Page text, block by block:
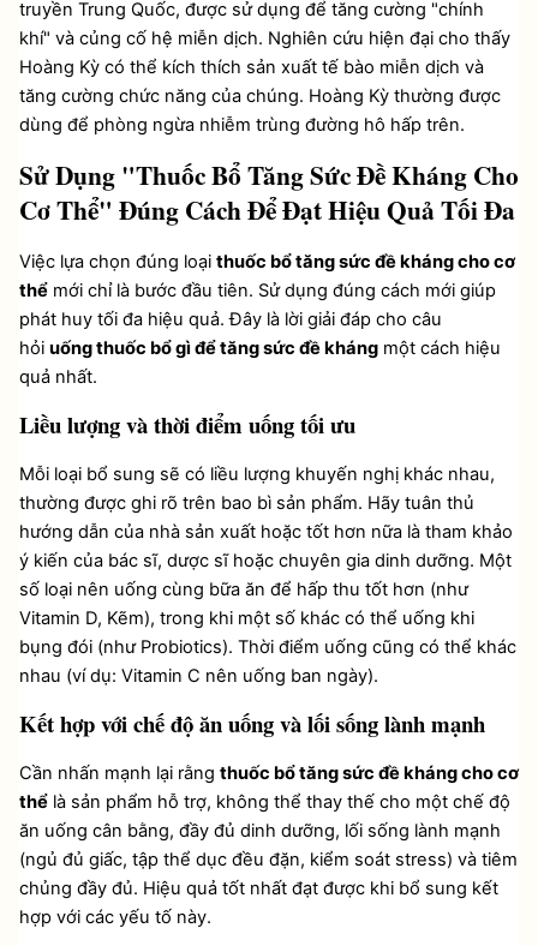
truyền Trung Quốc, được sử dụng để tăng cường "chính
khí" và củng cố hệ miễn dịch. Nghiên cứu hiện đại cho thấy
Hoàng Kỳ có thể kích thích sản xuất tế bào miễn dịch và
tăng cường chức năng của chúng. Hoàng Kỳ thường được
dùng để phòng ngừa nhiễm trùng đường hô hấp trên.
Sử Dụng "Thuốc Bổ Tăng Sức Đề Kháng Cho
Cơ Thể" Đúng Cách Để Đạt Hiệu Quả Tối Đa
Việc lựa chọn đúng loại thuốc bổ tăng sức đề kháng cho cơ
thể mới chỉ là bước đầu tiên. Sử dụng đúng cách mới giúp
phát huy tối đa hiệu quả. Đây là lời giải đáp cho câu
hỏi uống thuốc bổ gì để tăng sức đề kháng một cách hiệu
quả nhất.
Liều lượng và thời điểm uống tối ưu
Mỗi loại bổ sung sẽ có liều lượng khuyến nghị khác nhau,
thường được ghi rõ trên bao bì sản phẩm. Hãy tuân thủ
hướng dẫn của nhà sản xuất hoặc tốt hơn nữa là tham khảo
ý kiến của bác sĩ, dược sĩ hoặc chuyên gia dinh dưỡng. Một
số loại nên uống cùng bữa ăn để hấp thu tốt hơn (như
Vitamin D, Kẽm), trong khi một số khác có thể uống khi
bụng đói (như Probiotics). Thời điểm uống cũng có thể khác
nhau (ví dụ: Vitamin C nên uống ban ngày).
Kết hợp với chế độ ăn uống và lối sống lành mạnh
Cần nhấn mạnh lại rằng thuốc bổ tăng sức đề kháng cho cơ
thể là sản phẩm hỗ trợ, không thể thay thế cho một chế độ
ăn uống cân bằng, đầy đủ dinh dưỡng, lối sống lành mạnh
(ngủ đủ giấc, tập thể dục đều đặn, kiểm soát stress) và tiêm
chủng đầy đủ. Hiệu quả tốt nhất đạt được khi bổ sung kết
hợp với các yếu tố này.